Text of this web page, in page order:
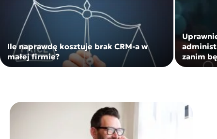
Ile naprawdę kosztuje brak CRM-a w
małej firmie?
zanim